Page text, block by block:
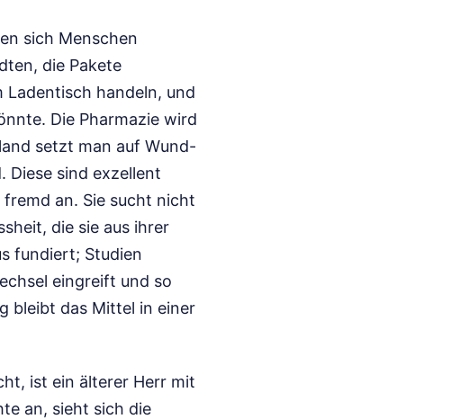
sich Menschen
die Pakete
Ladentisch handeln, und
Die Pharmazie wird
setzt man auf Wund-
Diese sind exzellent
an. Sie sucht nicht
die sie aus ihrer
fundiert; Studien
eingreift und so
bleibt das Mittel in einer
ist ein älterer Herr mit
an, sieht sich die